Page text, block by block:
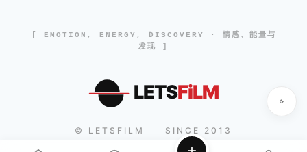
[ EMOTION, ENERGY, DISCOVERY · 情感、能量与
发现 ]
LETSFiLM
© LETSFILM SINCE 2013